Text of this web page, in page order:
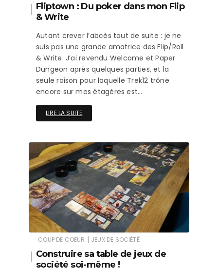
Fliptown : Du poker dans mon Flip
& Write
Autant crever l’abcès tout de suite : je ne
suis pas une grande amatrice des Flip/Roll
& Write. J’ai revendu Welcome et Paper
Dungeon après quelques parties, et la
seule raison pour laquelle Trek12 trône
encore sur mes étagères est…
LIRE LA SUITE
COUP DE COEUR | JEUX DE SOCIÉTÉ
Construire sa table de jeux de
société soi-même !